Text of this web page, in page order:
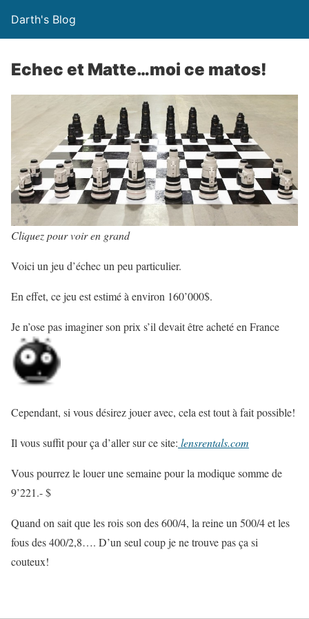
Darth's Blog
Echec et Matte…moi ce matos!
Cliquez pour voir en grand
Voici un jeu d’échec un peu particulier.
En effet, ce jeu est estimé à environ 160’000$.
Je n’ose pas imaginer son prix s’il devait être acheté en France
Cependant, si vous désirez jouer avec, cela est tout à fait possible!
Il vous suffit pour ça d’aller sur ce site: lensrentals.com
Vous pourrez le louer une semaine pour la modique somme de
9’221.- $
Quand on sait que les rois son des 600/4, la reine un 500/4 et les
fous des 400/2,8…. D’un seul coup je ne trouve pas ça si
couteux!